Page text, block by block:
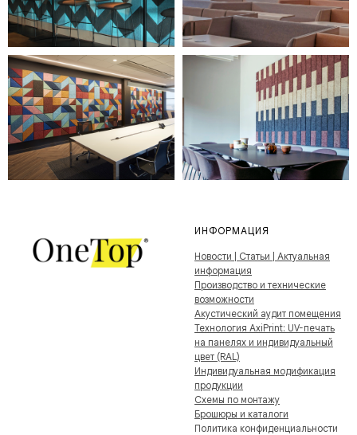
ИНФОРМАЦИЯ
Новости | Статьи | Актуальная
информация
Производство и технические
возможности
Акустический аудит помещения
Технология AxiPrint: UV-печать
на панелях и индивидуальный
цвет (RAL)
Индивидуальная модификация
продукции
Схемы по монтажу
Брошюры и каталоги
Политика конфиденциальности